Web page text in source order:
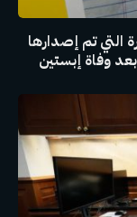
التي تم إصدارها
وفاة إبستين